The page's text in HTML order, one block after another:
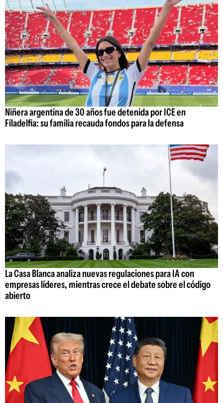
Niñera argentina de 30 años fue detenida por ICE en
Filadelfia: su familia recauda fondos para la defensa
La Casa Blanca analiza nuevas regulaciones para IA con
empresas líderes, mientras crece el debate sobre el código
abierto